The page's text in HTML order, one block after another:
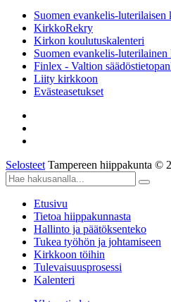
Suomen evankelis-
KirkkoRekry
Kirkon koulutuskalenteri
Suomen evankelis-
Finlex - Valtion
Liity kirkkoon
Evästeasetukset
Selosteet Tampereen hiippakunta ©
Etusivu
Tietoa hiippakunnasta
Hallinto ja päätöksenteko
Tukea työhön ja johtamiseen
Kirkkoon töihin
Tulevaisuusprosessi
Kalenteri